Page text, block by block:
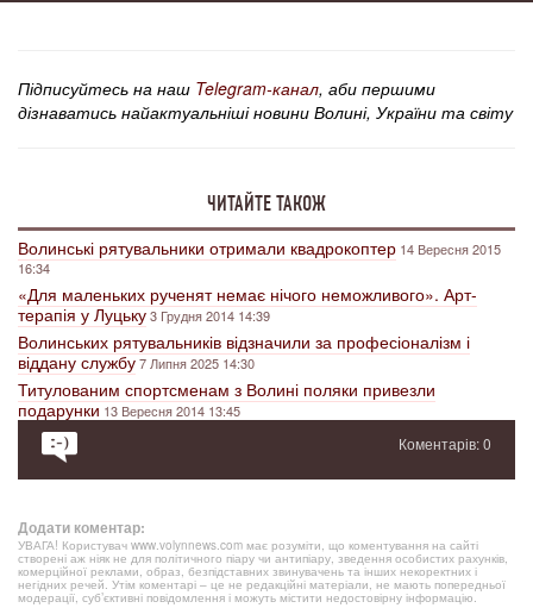
Підписуйтесь на наш Telegram-канал, аби першими
дізнаватись найактуальніші новини Волині, України та світу
ЧИТАЙТЕ ТАКОЖ
Волинські рятувальники отримали квадрокоптер 14 Вересня 2015
16:34
«Для маленьких рученят немає нічого неможливого». Арт-
терапія у Луцьку3 Грудня 2014 14:39
Волинських рятувальників відзначили за професіоналізм і
віддану службу7 Липня 2025 14:30
Титулованим спортсменам з Волині поляки привезли
подарунки 13 Вересня 2014 13:45
Коментарів: 0
Додати коментар:
УВАГА! Користувач www.volynnews.com має розуміти, що коментування на сайті
створені аж ніяк не для політичного піару чи антипіару, зведення особистих рахунків,
комерційної реклами, образ, безпідставних звинувачень та інших некоректних і
негідних речей. Утім коментарі – це не редакційні матеріали, не мають попередньої
модерації, суб’єктивні повідомлення і можуть містити недостовірну інформацію.